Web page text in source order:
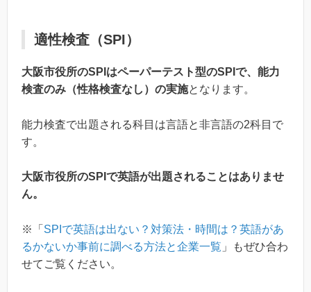
適性検査（SPI）
大阪市役所のSPIはペーパーテスト型のSPIで、能力
検査のみ（性格検査なし）の実施となります。
能力検査で出題される科目は言語と非言語の2科目で
す。
大阪市役所のSPIで英語が出題されることはありませ
ん。
※「 SPIで英語は出ない？対策法・時間は？英語があ
るかないか事前に調べる方法と企業一覧 」もぜひ合わ
せてご覧ください。